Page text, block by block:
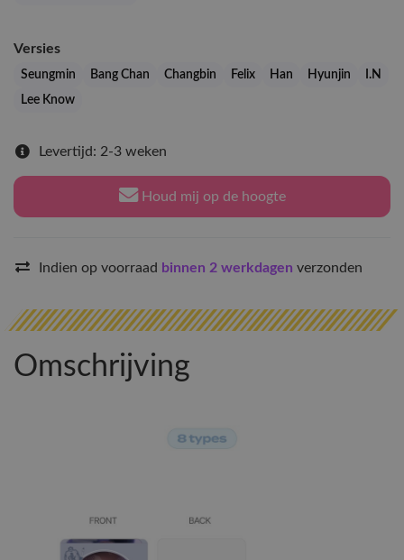
Versies
Seungmin Bang Chan Changbin Felix Han Hyunjin
I.N
Lee Know
Levertijd: 2-3 weken
Houd mij op de hoogte
Indien op voorraad binnen 2 werkdagen verzonden
Omschrijving